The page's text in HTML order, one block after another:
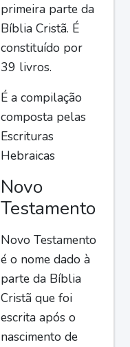
primeira parte da
Bíblia Cristã. É
constituído por
39 livros.
É a compilação
composta pelas
Escrituras
Hebraicas
Novo
Testamento
Novo Testamento
é o nome dado à
parte da Bíblia
Cristã que foi
escrita após o
nascimento de